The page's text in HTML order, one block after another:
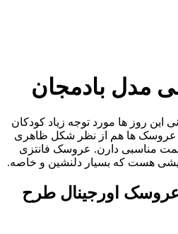
مدل بادمجان
روز ها مورد توجه زیاد کودکان
عروسک ها هم از نظر شکل ظاهری
مناسبی دارن. عروسک فانتزی
هست که بسیار دلنشین و خاصه.
اورجینال طرح